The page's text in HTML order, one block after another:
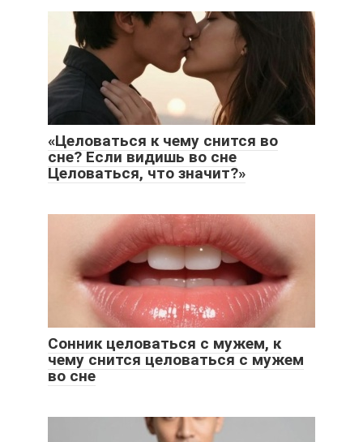
«Целоваться к чему снится во
сне? Если видишь во сне
Целоваться, что значит?»
Сонник целоваться с мужем, к
чему снится целоваться с мужем
во сне